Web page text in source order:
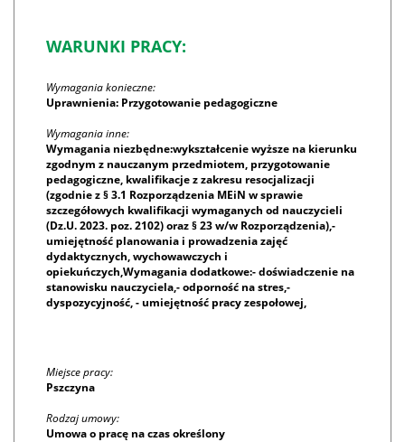
WARUNKI PRACY:
Wymagania konieczne:
Uprawnienia: Przygotowanie pedagogiczne
Wymagania inne:
Wymagania niezbędne:wykształcenie wyższe na kierunku
zgodnym z nauczanym przedmiotem, przygotowanie
pedagogiczne, kwalifikacje z zakresu resocjalizacji
(zgodnie z § 3.1 Rozporządzenia MEiN w sprawie
szczegółowych kwalifikacji wymaganych od nauczycieli
(Dz.U. 2023. poz. 2102) oraz § 23 w/w Rozporządzenia),-
umiejętność planowania i prowadzenia zajęć
dydaktycznych, wychowawczych i
opiekuńczych,Wymagania dodatkowe:- doświadczenie na
stanowisku nauczyciela,- odporność na stres,-
dyspozycyjność, - umiejętność pracy zespołowej,
Miejsce pracy:
Pszczyna
Rodzaj umowy:
Umowa o pracę na czas określony